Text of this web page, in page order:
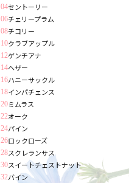
04セントーリー
06チェリープラム
08チコリー
10クラブアップル
12ゲンチアナ
14ヘザー
16ハニーサックル
18インパチェンス
20ミムラス
22オーク
24パイン
26ロックローズ
28スクレランサス
30スイートチェストナット
32バイン